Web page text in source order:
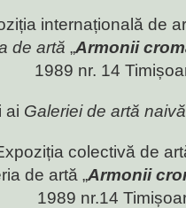
internațională de
de artă „Armonii
1989 nr. 14
ai Galeriei de artă
colectivă de
de artă „Armonii
1989 nr.14